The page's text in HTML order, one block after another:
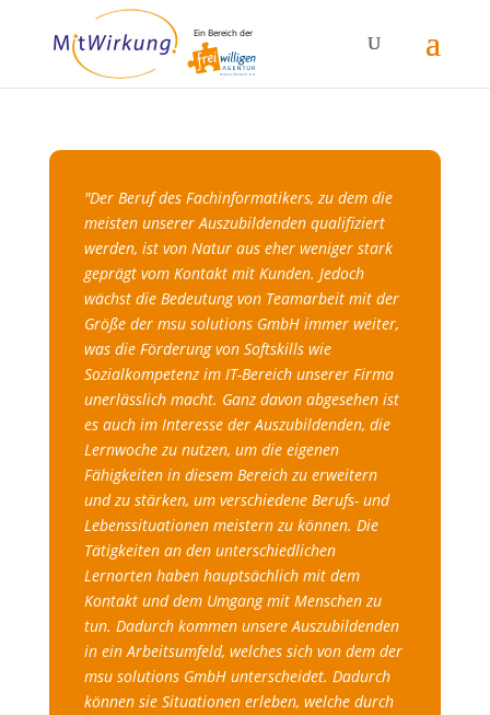
Ein Bereich der
"Der Beruf des Fachinformatikers, zu dem die
meisten unserer Auszubildenden qualifiziert
werden, ist von Natur aus eher weniger stark
geprägt vom Kontakt mit Kunden. Jedoch
wächst die Bedeutung von Teamarbeit mit der
Größe der msu solutions GmbH immer weiter,
was die Förderung von Softskills wie
Sozialkompetenz im IT-Bereich unserer Firma
unerlässlich macht. Ganz davon abgesehen ist
es auch im Interesse der Auszubildenden, die
Lernwoche zu nutzen, um die eigenen
Fähigkeiten in diesem Bereich zu erweitern
und zu stärken, um verschiedene Berufs- und
Lebenssituationen meistern zu können. Die
Tätigkeiten an den unterschiedlichen
Lernorten haben hauptsächlich mit dem
Kontakt und dem Umgang mit Menschen zu
tun. Dadurch kommen unsere Auszubildenden
in ein Arbeitsumfeld, welches sich von dem der
msu solutions GmbH unterscheidet. Dadurch
können sie Situationen erleben, welche durch